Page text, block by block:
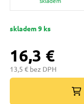
skladem 9 ks
16,3 €
13,5 € bez DPH